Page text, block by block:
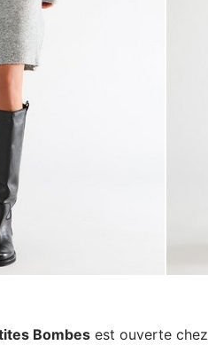
Bombesest ouverte chez